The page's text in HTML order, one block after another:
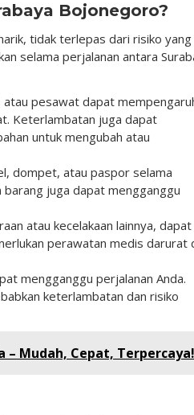
Bojonegoro?
tidak terlepas dari risiko yang
selama perjalanan antara
pesawat dapat
Keterlambatan juga dapat
untuk mengubah atau
dompet, atau paspor selama
barang juga dapat mengganggu
atau kecelakaan lainnya, dapat
perawatan medis darurat
mengganggu perjalanan Anda.
keterlambatan dan risiko
– Mudah, Cepat, Terpercaya!